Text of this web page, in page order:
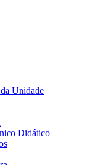
Unidade
Didático